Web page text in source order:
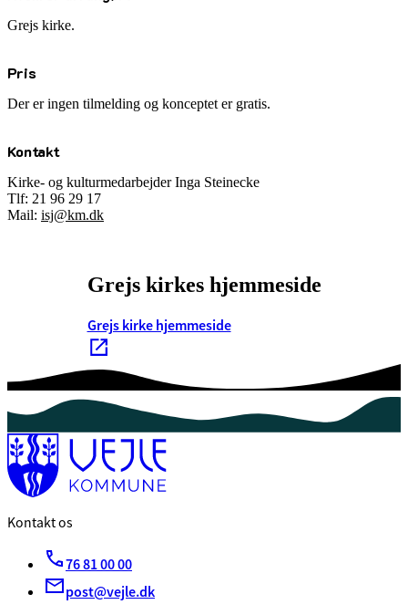
Grejs kirke.
Pris
Der er ingen tilmelding og konceptet er gratis.
Kontakt
Kirke- og kulturmedarbejder Inga Steinecke
Tlf: 21 96 29 17
Mail: isj@km.dk
Grejs kirkes hjemmeside
Grejs kirke hjemmeside
Kontakt os
76 81 00 00
post@vejle.dk